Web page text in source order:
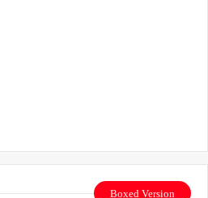
Boxed Version